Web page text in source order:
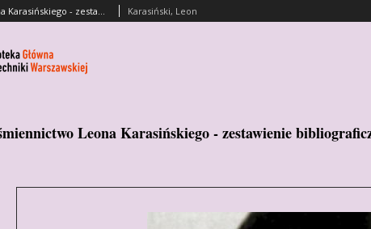
Piśmiennictwo profesora Leona Karasińskiego - zestawienie bibliograficzne i pełne teksty wybranych publikacji Karasiński, Leon